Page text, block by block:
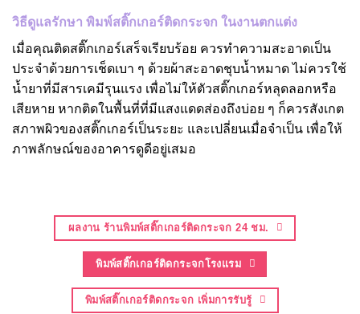
วิธีดูแลรักษา พิมพ์สติ๊กเกอร์ติดกระจก ในงานตกแต่ง
เมื่อคุณติดสติ๊กเกอร์เสร็จเรียบร้อย ควรทำความสะอาดเป็น
ประจำด้วยการเช็ดเบา ๆ ด้วยผ้าสะอาดชุบน้ำหมาด ไม่ควรใช้
น้ำยาที่มีสารเคมีรุนแรง เพื่อไม่ให้ตัวสติ๊กเกอร์หลุดลอกหรือ
เสียหาย หากติดในพื้นที่ที่มีแสงแดดส่องถึงบ่อย ๆ ก็ควรสังเกต
สภาพผิวของสติ๊กเกอร์เป็นระยะ และเปลี่ยนเมื่อจำเป็น เพื่อให้
ภาพลักษณ์ของอาคารดูดีอยู่เสมอ
ผลงาน ร้านพิมพ์สติ๊กเกอร์ติดกระจก 24 ชม.
พิมพ์สติ๊กเกอร์ติดกระจกโรงแรม
พิมพ์สติ๊กเกอร์ติดกระจก เพิ่มการรับรู้